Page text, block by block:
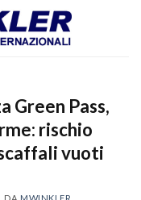
Green Pass,
rischio
vuoti
DA MWINKLER